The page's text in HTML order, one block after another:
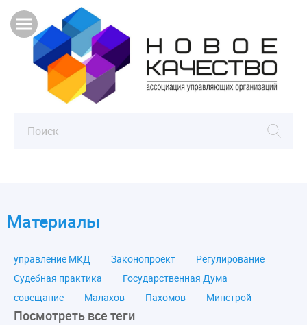
Материалы
управление МКД Законопроект
Регулирование
Судебная практика
Государственная Дума
совещание
Малахов Пахомов
Минстрой
ЛикбезЖКХ
ЖКХ
Строительная неделя
Посмотреть все теги